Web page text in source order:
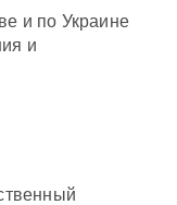
и по Украине
и